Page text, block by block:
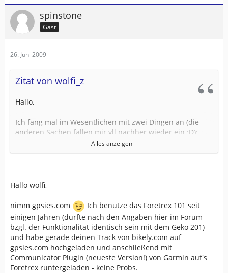
spinstone
Gast
26. Juni 2009
Zitat von wolfi_z
Hallo,
Ich fang mal im Wesentlichen mit zwei Dingen an (die
anderen Sachen fallen mir vll nachher wieder ein :D):
1. Stromsparen / mehr Standzeit
nennenswerte Standzeit.
nicht mal fuer einen 200er, das ist bei uns die kuerzeste Distanz.
Ich habe mir jetzt mal eine externe Versorgung selber
gebaut, aus Resten, Muell und Kleinkram, die sogar zu
funktionieren scheint(Babyzellen-Akkus hatten wir schon
daheim rumfliegen):
http://extremradsport.foren-ci…erne-
stromversorgung.html
Alles anzeigen
Hallo wolfi,
nimm gpsies.com
Ich benutze das Foretrex 101 seit
einigen Jahren (dürfte nach den Angaben hier im Forum
bzgl. der Funktionalität identisch sein mit dem Geko 201)
und habe gerade deinen Track von bikely.com auf
gpsies.com hochgeladen und anschließend mit
Communicator Plugin (neueste Version!) von Garmin auf's
Foretrex runtergeladen - keine Probs.